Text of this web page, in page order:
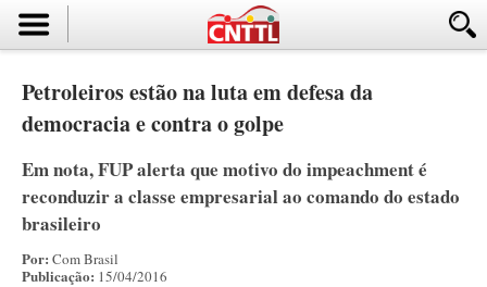
Petroleiros estão na luta em defesa da
democracia e contra o golpe
Em nota, FUP alerta que motivo do impeachment é
reconduzir a classe empresarial ao comando do estado
brasileiro
Por: Com Brasil
Publicação: 15/04/2016